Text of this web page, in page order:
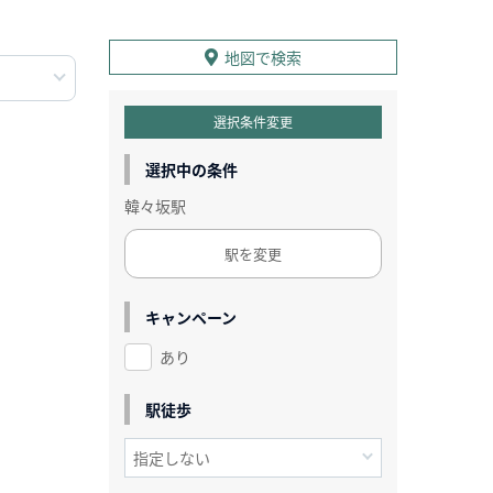
地図で検索
選択条件変更
選択中の条件
韓々坂駅
駅を変更
キャンペーン
あり
駅徒歩